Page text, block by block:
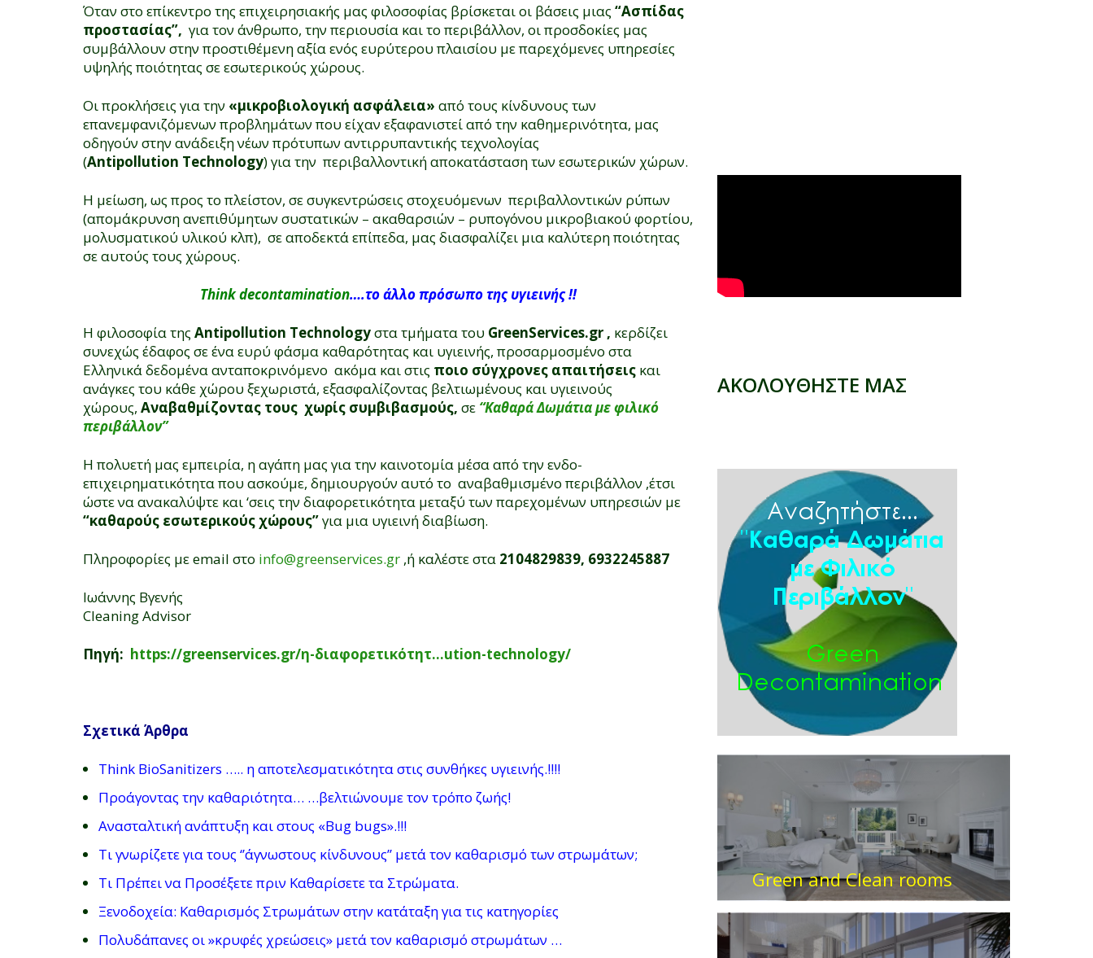
Όταν στο επίκεντρο της επιχειρησιακής μας φιλοσοφίας βρίσκεται οι βάσεις μιας “Ασπίδας
προστασίας”, για τον άνθρωπο, την περιουσία και το περιβάλλον, οι προσδοκίες μας
συμβάλλουν στην προστιθέμενη αξία ενός ευρύτερου πλαισίου με παρεχόμενες υπηρεσίες
υψηλής ποιότητας σε εσωτερικούς χώρους.
Οι προκλήσεις για την «μικροβιολογική ασφάλεια» από τους κίνδυνους των
επανεμφανιζόμενων προβλημάτων που είχαν εξαφανιστεί από την καθημερινότητα, μας
οδηγούν στην ανάδειξη νέων πρότυπων αντιρρυπαντικής τεχνολογίας
(Antipollution Technology) για την περιβαλλοντική αποκατάσταση των εσωτερικών χώρων.
Η μείωση, ως προς το πλείστον, σε συγκεντρώσεις στοχευόμενων περιβαλλοντικών ρύπων
(απομάκρυνση ανεπιθύμητων συστατικών – ακαθαρσιών – ρυπογόνου μικροβιακού φορτίου,
μολυσματικού υλικού κλπ), σε αποδεκτά επίπεδα, μας διασφαλίζει μια καλύτερη ποιότητας
σε αυτούς τους χώρους.
Think decontamination….το άλλο πρόσωπο της υγιεινής !!
Η φιλοσοφία της Antipollution Technologyστα τμήματα του GreenServices.gr , κερδίζει
συνεχώς έδαφος σε ένα ευρύ φάσμα καθαρότητας και υγιεινής, προσαρμοσμένο στα
Ελληνικά δεδομένα ανταποκρινόμενο ακόμα και στις ποιο σύγχρονες απαιτήσεις και
ανάγκες του κάθε χώρου ξεχωριστά, εξασφαλίζοντας βελτιωμένους και υγιεινούς
χώρους, Αναβαθμίζοντας τους χωρίς συμβιβασμούς, σε “Καθαρά Δωμάτια με φιλικό
περιβάλλον”
Η πολυετή μας εμπειρία, η αγάπη μας για την καινοτομία μέσα από την ενδο-
επιχειρηματικότητα που ασκούμε, δημιουργούν αυτό το αναβαθμισμένο περιβάλλον ,έτσι
ώστε να ανακαλύψτε και ‘σεις την διαφορετικότητα μεταξύ των παρεχομένων υπηρεσιών με
“καθαρούς εσωτερικούς χώρους”για μια υγιεινή διαβίωση.
Πληροφορίες με email στο info@greenservices.gr ,ή καλέστε στα 2104829839, 6932245887
Ιωάννης Βγενής
Cleaning Advisor
Πηγή: https://greenservices.gr/η-διαφορετικότητ…ution-technology/
Σχετικά Άρθρα
Think BioSanitizers ….. η αποτελεσματικότητα στις συνθήκες υγιεινής.!!!!
Προάγοντας την καθαριότητα… …βελτιώνουμε τον τρόπο ζωής!
Ανασταλτική ανάπτυξη και στους «Bug bugs».!!!
Τι γνωρίζετε για τους ‘’άγνωστους κίνδυνους’’ μετά τον καθαρισμό των στρωμάτων;
Τι Πρέπει να Προσέξετε πριν Καθαρίσετε τα Στρώματα.
Ξενοδοχεία: Καθαρισμός Στρωμάτων στην κατάταξη για τις κατηγορίες
Πολυδάπανες οι »κρυφές χρεώσεις» μετά τον καθαρισμό στρωμάτων …
ΑΚΟΛΟΥΘΗΣΤΕ ΜΑΣ